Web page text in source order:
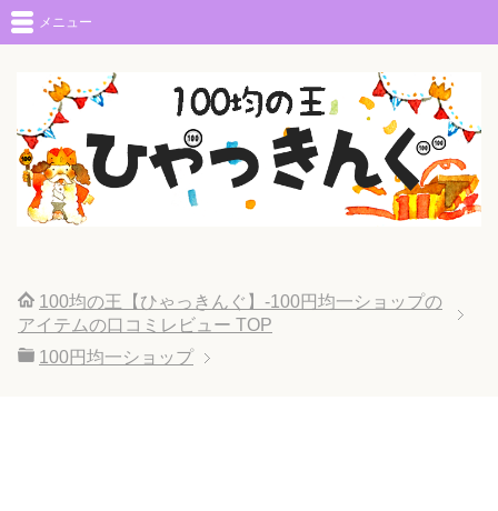
メニュー
100均の王【ひゃっきんぐ】-100円均一ショップの
アイテムの口コミレビュー TOP
100円均一ショップ